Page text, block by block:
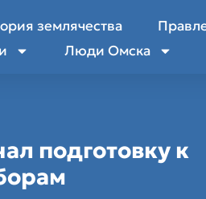
землячества
Люди Омска
подготовку к